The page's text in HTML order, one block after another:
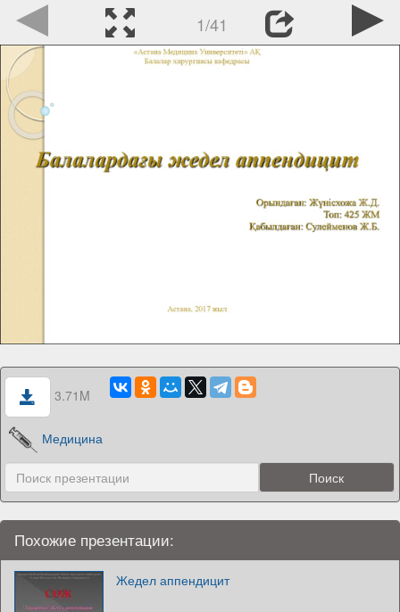
1/41
3.71M
Медицина
Похожие презентации:
Жедел аппендицит